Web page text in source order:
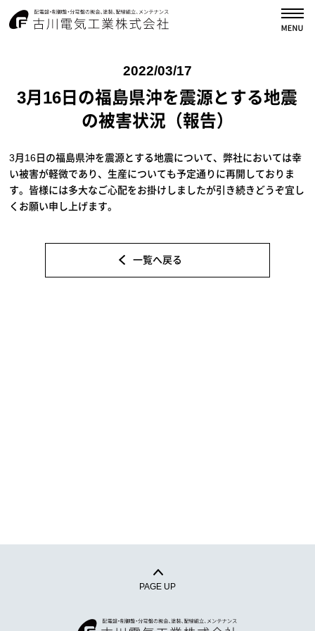
古川電気工業株式
2022/03/17
3月16日の福島県沖を震源とする地震
の被害状況（報告）
3月16日の福島県沖を震源とする地震について、弊社においては幸
い被害が軽微であり、生産についても予定通りに再開しておりま
す。皆様には多大なご心配をお掛けしましたが引き続きどうぞ宜し
くお願い申し上げます。
一覧へ戻る
PAGE UP